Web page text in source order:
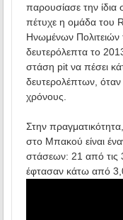
παρουσίασε την ίδια
πέτυχε η ομάδα του
Ηνωμένων
δευτερόλεπτα το
στάση pit να πέσει
δευτερολέπτων, όταν
χρόνους.
Στην
στο Μπακού είναι
στάσεων: 21 από τις
έφτασαν κάτω από